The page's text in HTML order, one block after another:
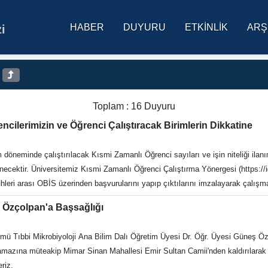
Üniversitesi Ana
HABER DUYURU ETKINLIK
Toplam : 16 Duyuru
Kısmi Zamanlı Başvuru Yapacak Öğrencilerimizin ve Öğrenci Çalıştıracak Birimlerin Dikkatine
Öğrencilere haftalık 10
Başvuru Yapacak
kısmi zamanlı öğrenci olarak geçici işlerde çalıştırılabilir: a) Tezsiz yüksek lisans
cezası almamış olmak, c) Ölüm aylığı ve nafaka dışında, asgari ücret
Dr. Öğr. Üyesi Güneş Özçolpan'a Başsağlığı
Bilim Dalı Öğretim Üyesi Dr. Öğr. Üyesi Güneş Özçolpan'ın babası Şeref Sözmen vefat etmiştir.